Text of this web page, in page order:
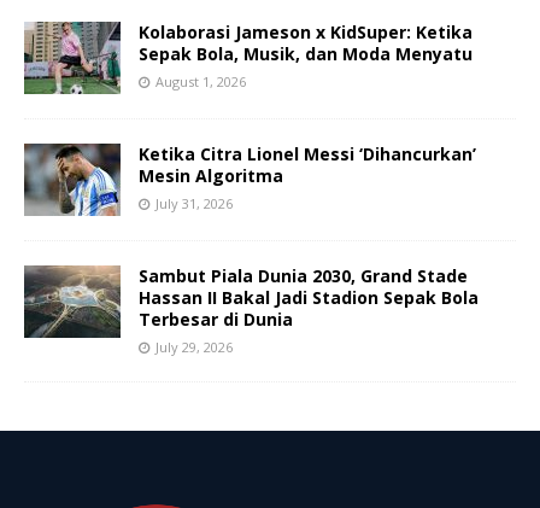
Kolaborasi Jameson x KidSuper: Ketika
Sepak Bola, Musik, dan Moda Menyatu
August 1, 2026
Ketika Citra Lionel Messi ‘Dihancurkan’
Mesin Algoritma
July 31, 2026
Sambut Piala Dunia 2030, Grand Stade
Hassan II Bakal Jadi Stadion Sepak Bola
Terbesar di Dunia
July 29, 2026